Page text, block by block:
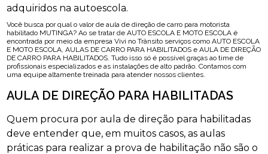
adquiridos na autoescola.
Você busca por qual o valor de aula de direção de carro para motorista
habilitado MUTINGA? Ao se tratar de AUTO ESCOLA E MOTO ESCOLA é
encontrada por meio da empresa Vivi no Trânsito serviços como AUTO ESCOLA
E MOTO ESCOLA, AULAS DE CARRO PARA HABILITADOS e AULA DE DIREÇÃO
DE CARRO PARA HABILITADOS. Tudo isso só é possível graças ao time de
profissionais especializados e as instalações de alto padrão. Contamos com
uma equipe altamente treinada para atender nossos clientes.
AULA DE DIREÇÃO PARA HABILITADAS
Quem procura por aula de direção para habilitadas
deve entender que, em muitos casos, as aulas
práticas para realizar a prova de habilitação não são o